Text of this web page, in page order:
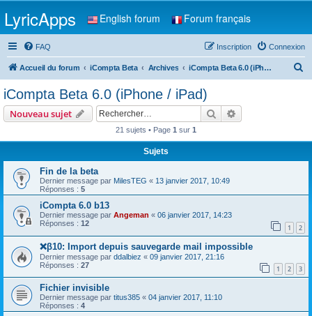
LyricApps English forum Forum français
FAQ Connexion
Inscription
Accueil du forum iCompta Beta Archives iCompta Beta 6.0 (iPhone / iPad)
iCompta Beta 6.0 (iPhone / iPad)
Nouveau sujet Rechercher
21 sujets • Page 1 sur 1
Sujets
Fin de la beta
Dernier message par MilesTEG « 13 janvier 2017, 10:49
Réponses : 5
iCompta 6.0 b13
Dernier message par Angeman « 06 janvier 2017, 14:23
Réponses : 12 1 2
❌β10: Import depuis sauvegarde mail impossible
Dernier message par ddalbiez « 09 janvier 2017, 21:16
Réponses : 27 1 2 3
Fichier invisible
Dernier message par titus385 « 04 janvier 2017, 11:10
Réponses : 4